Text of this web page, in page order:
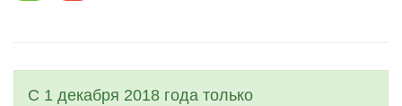
С 1 декабря 2018 года только